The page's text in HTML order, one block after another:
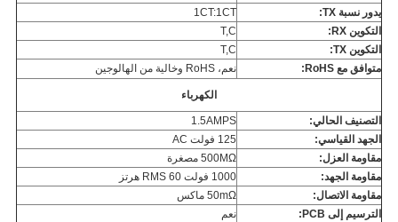
يدور نسبة TX:
1CT:1CT
التكوين RX:
T,C
التكوين TX:
T,C
متوافق مع RoHS:
نعم، RoHS وخالية من الهالوجين
الكهرباء
التصنيف الحالي:
1.5AMPS
الجهد القياسي:
125 فولت AC
مقاومة العزل:
500MΩ مصغرة
مقاومة الجهد:
1000 فولت RMS 60 هرتز
مقاومة الاتصال:
50mΩ ماكس
الترسيم إلى PCB:
نعم